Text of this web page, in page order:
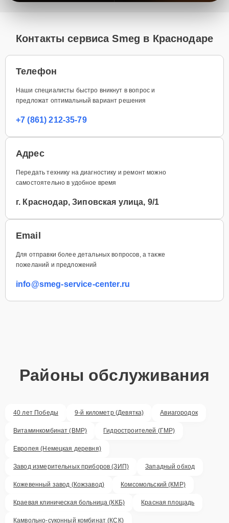
Контакты сервиса Smeg в Краснодаре
Телефон
Наши специалисты быстро вникнут в вопрос и
предложат оптимальный вариант решения
+7 (861) 212-35-79
Адрес
Передать технику на диагностику и ремонт можно
самостоятельно в удобное время
г. Краснодар, Зиповская улица, 9/1
Email
Для отправки более детальных вопросов, а также
пожеланий и предложений
info@smeg-service-center.ru
Районы обслуживания
40 лет Победы 9-й километр (Девятка) Авиагородок
Витаминкомбинат (ВМР) Гидростроителей (ГМР)
Европея (Немецкая деревня)
Завод измерительных приборов (ЗИП) Западный обход
Кожевенный завод (Кожзавод) Комсомольский (КМР)
Краевая клиническая больница (ККБ) Красная площадь
Камвольно-суконный комбинат (КСК)